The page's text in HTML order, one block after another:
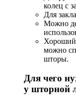
колец с
Для
Можно
Хороший
можно
шторы.
Для чего
у шторной